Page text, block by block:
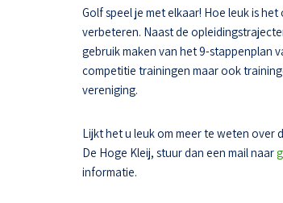
Golf speel je met elkaar! Hoe leuk is
verbeteren. Naast de
gebruik maken van het 9-stappenplan
competitie trainingen maar ook
vereniging.
Lijkt het u leuk om meer te weten over
De Hoge Kleij, stuur dan een mail naar
informatie.